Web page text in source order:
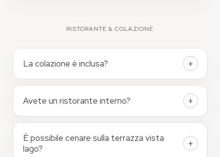
RISTORANTE & COLAZIONE
La colazione è inclusa?
Avete un ristorante interno?
È possibile cenare sulla terrazza vista
lago?